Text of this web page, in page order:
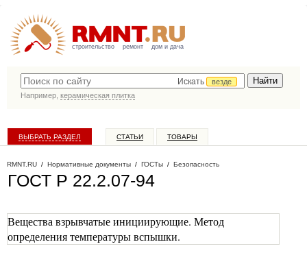
строительство ремонт дом и дача
Искать
везде
Например, керамическая плитка
ВЫБРАТЬ РАЗДЕЛ СТАТЬИ ТОВАРЫ
RMNT.RU / Нормативные документы / ГОСТы / Безопасность
ГОСТ Р 22.2.07-94
Вещества взрывчатые инициирующие. Метод
определения температуры вспышки.